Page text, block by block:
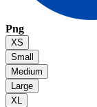
Png
XS
Small
Medium
Large
XL